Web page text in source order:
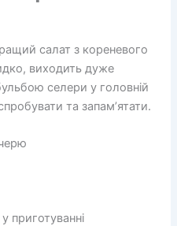
салат з кореневого
виходить дуже
селери у головній
та запам’ятати.
приготуванні